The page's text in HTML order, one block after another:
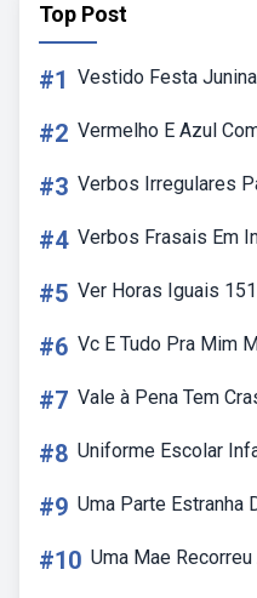
Top Post
#1 Vestido Festa
#2 Vermelho E Azul
#3 Verbos Irregulares
#4 Verbos Frasais Em
#5 Ver Horas Iguais
#6 Vc E Tudo Pra Mim
#7 Vale à Pena Tem
#8 Uniforme Escolar
#9 Uma Parte Estranha
#10 Uma Mae Recorreu